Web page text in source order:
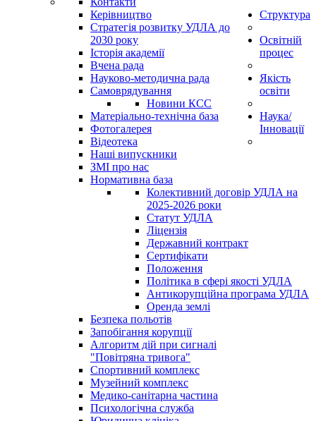
Керівництво
Стратегія розвитку УДЛА до
2030 року
Історія академії
Вчена рада
Науково-методична рада
Самоврядування
Новини КСС
Матеріально-технічна база
Фотогалерея
Відеотека
Наші випускники
ЗМІ про нас
Нормативна база
Колективний договір УДЛА на
2025-2026 роки
Статут УДЛА
Ліцензія
Державний контракт
Сертифікати
Положення
Політика в сфері якості УДЛА
Антикорупційна програма УДЛА
Оренда землі
Безпека польотів
Запобігання корупції
Алгоритм дій при сигналі
"Повітряна тривога"
Структура
Спортивний комплекс
Музейний комплекс
Медико-санітарна частина
Психологічна служба
Освітній
процес
Якість
освіти
Наука/
Інновації